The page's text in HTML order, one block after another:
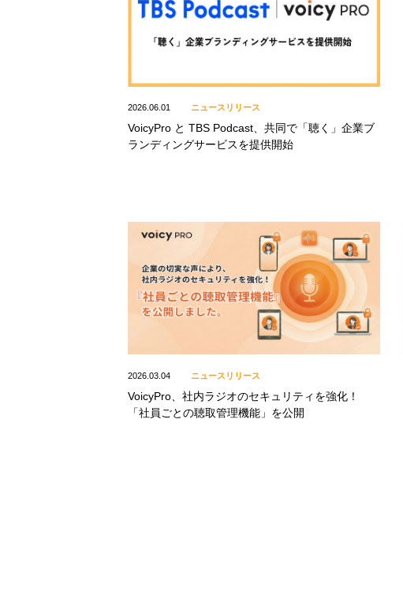
2026.06.01 ニュースリリース
VoicyPro と TBS Podcast、共同で「聴く」企業ブ
ランディングサービスを提供開始
2026.03.04 ニュースリリース
VoicyPro、社内ラジオのセキュリティを強化！
「社員ごとの聴取管理機能」を公開